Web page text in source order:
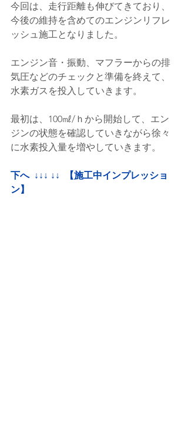
今回は、走行距離も伸びてきており、
今後の維持を含めてのエンジンリフレ
ッシュ施工となりました。
エンジン音・振動、マフラーからの排
気圧などのチェックと準備を終えて、
水素ガスを投入していきます。
最初は、100㎖/ｈから開始して、エン
ジンの状態を確認していきながら徐々
に水素投入量を増やしていきます。
下へ  ↓↓↓ ↓↓  【施工中インプレッショ
ン】